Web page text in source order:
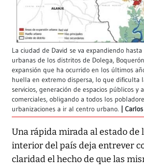
La ciudad de David se va expandiendo
urbanas de los distritos de Dolega,
expansión que ha ocurrido en los últimos
huella en extremo dispersa, lo que dificulta
servicios, generación de espacios públicos y
comerciales, obligando a todos los
urbanizaciones a ir al centro urbano.
Una rápida mirada al estado de
interior del país deja entrever
claridad el hecho de que las